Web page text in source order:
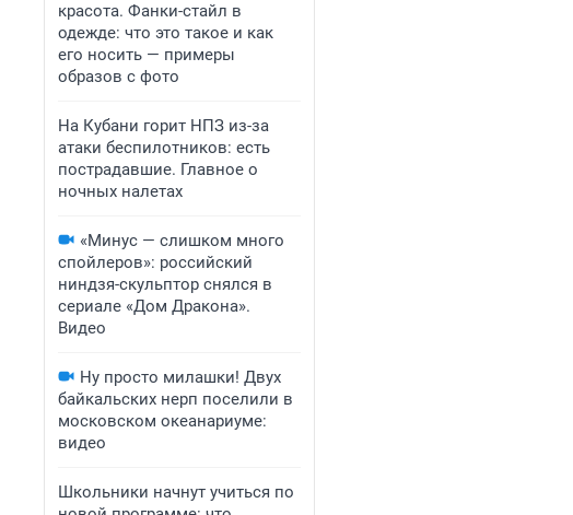
красота. Фанки-стайл в
одежде: что это такое и как
его носить — примеры
образов с фото
На Кубани горит НПЗ из-за
атаки беспилотников: есть
пострадавшие. Главное о
ночных налетах
«Минус — слишком много
спойлеров»: российский
ниндзя-скульптор снялся в
сериале «Дом Дракона».
Видео
Ну просто милашки! Двух
байкальских нерп поселили в
московском океанариуме:
видео
Школьники начнут учиться по